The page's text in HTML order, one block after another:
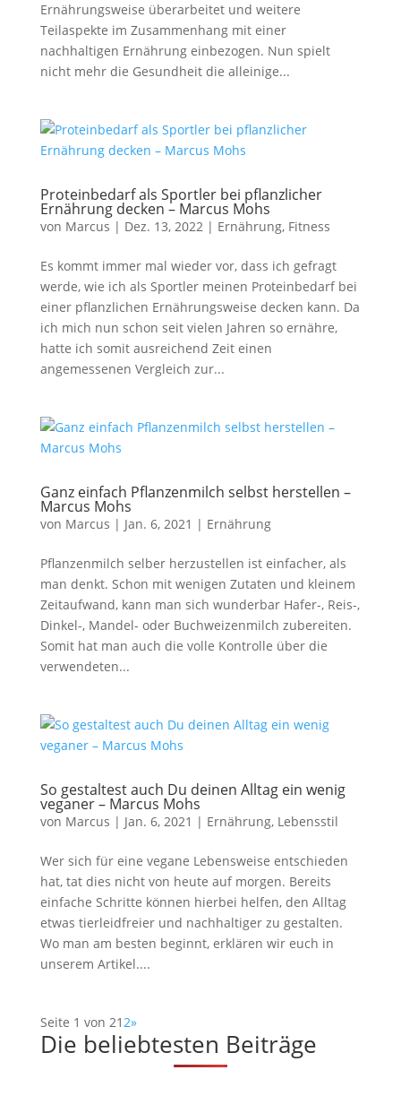
Ernährungsweise überarbeitet und weitere
Teilaspekte im Zusammenhang mit einer
nachhaltigen Ernährung einbezogen. Nun spielt
nicht mehr die Gesundheit die alleinige...
Proteinbedarf als Sportler bei pflanzlicher
Ernährung decken – Marcus Mohs
von Marcus | Dez. 13, 2022| Ernährung, Fitness
Es kommt immer mal wieder vor, dass ich gefragt
werde, wie ich als Sportler meinen Proteinbedarf bei
einer pflanzlichen Ernährungsweise decken kann. Da
ich mich nun schon seit vielen Jahren so ernähre,
hatte ich somit ausreichend Zeit einen
angemessenen Vergleich zur...
Ganz einfach Pflanzenmilch selbst herstellen –
Marcus Mohs
von Marcus | Jan. 6, 2021 | Ernährung
Pflanzenmilch selber herzustellen ist einfacher, als
man denkt. Schon mit wenigen Zutaten und kleinem
Zeitaufwand, kann man sich wunderbar Hafer-, Reis-,
Dinkel-, Mandel- oder Buchweizenmilch zubereiten.
Somit hat man auch die volle Kontrolle über die
verwendeten...
So gestaltest auch Du deinen Alltag ein wenig
veganer – Marcus Mohs
von Marcus | Jan. 6, 2021 | Ernährung, Lebensstil
Wer sich für eine vegane Lebensweise entschieden
hat, tat dies nicht von heute auf morgen. Bereits
einfache Schritte können hierbei helfen, den Alltag
etwas tierleidfreier und nachhaltiger zu gestalten.
Wo man am besten beginnt, erklären wir euch in
unserem Artikel....
Seite 1 von 212»
Die beliebtesten Beiträge